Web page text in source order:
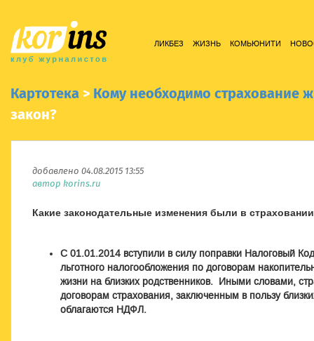
ЛИКБЕЗ ЖИЗНЬ КОМЬЮНИТИ
Картотека>Кому необходимо страхование
закон?
добавлено 04.08.2015 13:55
автор korins.ru
Какие законодательные изменения были в
С 01.01.2014 вступили в силу поправки Налоговый
льготного налогообложения по договорам
жизни на близких родственников. Иными словами,
договорам страхования, заключенным в пользу
облагаются НДФЛ.